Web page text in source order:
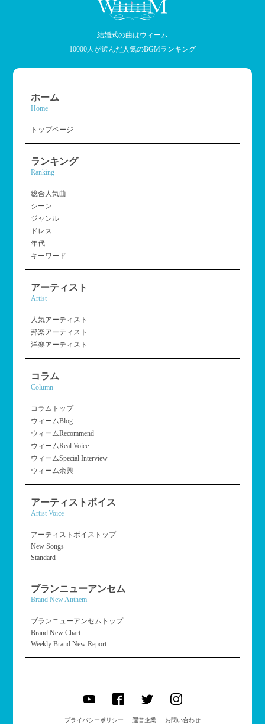
結婚式の曲はウィーム
10000人が選んだ人気のBGMランキング
ホーム
Home
トップページ
ランキング
Ranking
総合人気曲
シーン
ジャンル
ドレス
年代
キーワード
アーティスト
Artist
人気アーティスト
邦楽アーティスト
洋楽アーティスト
コラム
Column
コラムトップ
ウィームBlog
ウィームRecommend
ウィームReal Voice
ウィームSpecial Interview
ウィーム余興
アーティストボイス
Artist Voice
アーティストボイストップ
New Songs
Standard
ブランニューアンセム
Brand New Anthem
ブランニューアンセムトップ
Brand New Chart
Weekly Brand New Report
プライバシーポリシー 運営企業 お問い合わせ